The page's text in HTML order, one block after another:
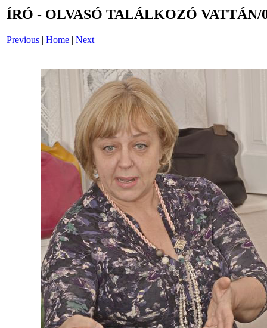
ÍRÓ - OLVASÓ TALÁLKOZÓ VATTÁN/
Previous | Home | Next